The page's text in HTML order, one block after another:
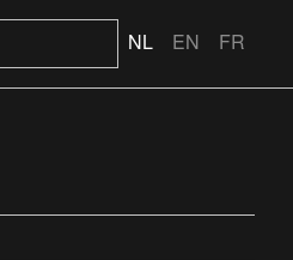
NL EN FR